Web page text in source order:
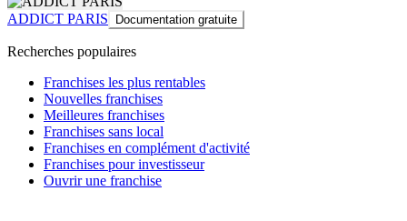
ADDICT PARIS Documentation gratuite
Recherches populaires
Franchises les plus rentables
Nouvelles franchises
Meilleures franchises
Franchises sans local
Franchises en complément d'activité
Franchises pour investisseur
Ouvrir une franchise